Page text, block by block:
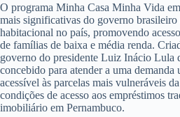
O programa Minha Casa Minha Vida
mais significativas do governo
habitacional no país, promovendo
de famílias de baixa e média renda.
governo do presidente Luiz Inácio Lula
concebido para atender a uma demanda
acessível às parcelas mais vulneráveis
condições de acesso aos empréstimos
imobiliário em Pernambuco.